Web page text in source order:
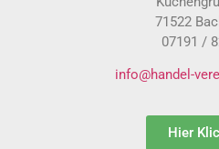
71522
07191 /
info@handel-
Hier